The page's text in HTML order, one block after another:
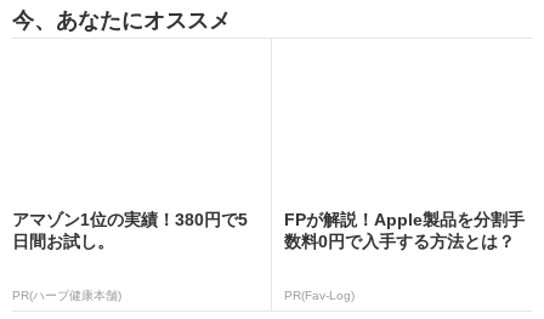
今、あなたにオススメ
アマゾン1位の実績！380円で5
日間お試し。
PR(ハーブ健康本舗)
FPが解説！Apple製品を分割手
数料0円で入手する方法とは？
PR(Fav-Log)